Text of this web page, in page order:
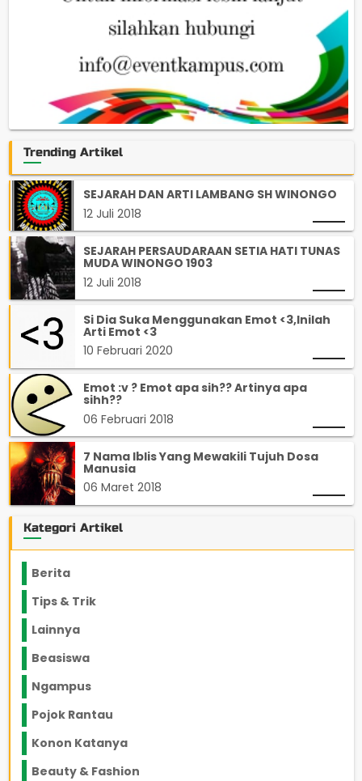
Trending Artikel
SEJARAH DAN ARTI LAMBANG SH WINONGO
12 Juli 2018
SEJARAH PERSAUDARAAN SETIA HATI TUNAS
MUDA WINONGO 1903
12 Juli 2018
Si Dia Suka Menggunakan Emot <3,Inilah
Arti Emot <3
10 Februari 2020
Emot :v ? Emot apa sih?? Artinya apa
sihh??
06 Februari 2018
7 Nama Iblis Yang Mewakili Tujuh Dosa
Manusia
06 Maret 2018
Kategori Artikel
Berita
Tips & Trik
Lainnya
Beasiswa
Ngampus
Pojok Rantau
Konon Katanya
Beauty & Fashion